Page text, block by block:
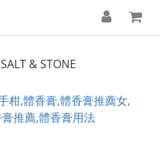
SALT & STONE